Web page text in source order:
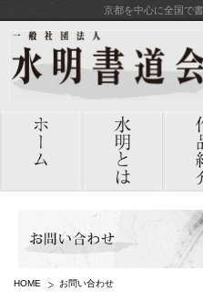
京都を中心に全国で
HOME お問い合わせ